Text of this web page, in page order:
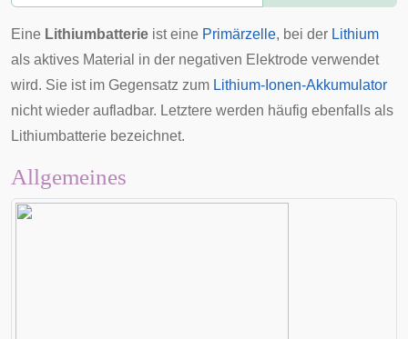
Eine Lithiumbatterie ist eine Primärzelle, bei der Lithium
als aktives Material in der negativen Elektrode verwendet
wird. Sie ist im Gegensatz zum Lithium-Ionen-Akkumulator
nicht wieder aufladbar. Letztere werden häufig ebenfalls als
Lithiumbatterie bezeichnet.
Allgemeines